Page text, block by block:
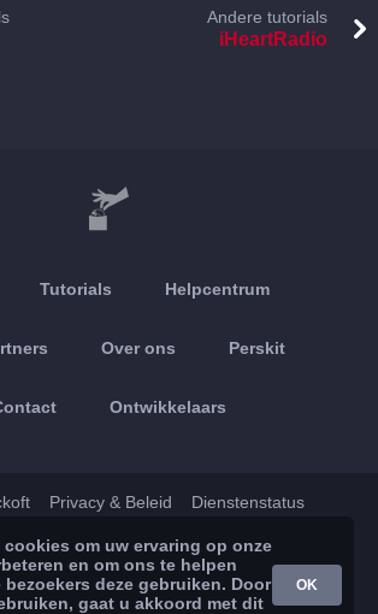
Andere tutorials
iHeartRadio
Tutorials Helpcentrum
Over ons Perskit
Ontwikkelaars
Privacy & Beleid Dienstenstatus
Store Google Play
cookies om uw ervaring op onze
en om ons te helpen
deze gebruiken. Door
gaat u akkoord met dit
OK